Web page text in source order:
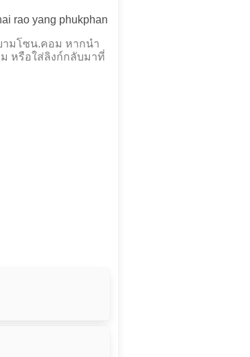
rao yang phukphan
ามโซน.คอม หากนำ
หรือใส่ลิงก์กลับมาที่